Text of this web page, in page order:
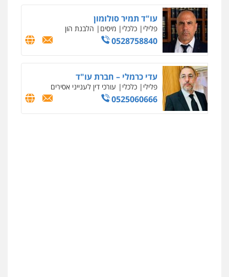
עו"ד תמיר סולומון
פלילי כלכלי מיסים הלבנת הון
0528758840
עדי כרמלי – חברת עו"ד
פלילי כלכלי עורכי דין לענייני אסירים
0525060666